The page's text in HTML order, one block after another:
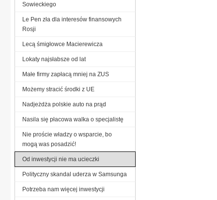
Sowieckiego
Le Pen zła dla interesów finansowych
Rosji
Lecą śmigłowce Macierewicza
Lokaty najsłabsze od lat
Małe firmy zapłacą mniej na ZUS
Możemy stracić środki z UE
Nadjeżdża polskie auto na prąd
Nasila się płacowa walka o specjalistę
Nie proście władzy o wsparcie, bo
mogą was posadzić!
Od inwestycji nie ma ucieczki
Polityczny skandal uderza w Samsunga
Potrzeba nam więcej inwestycji